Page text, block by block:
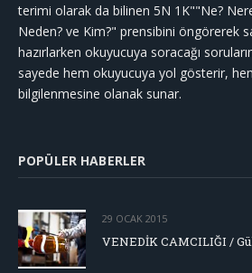
terimi olarak da bilinen 5N 1K""Ne?
Neden? ve Kim?" prensibini öngörerek
hazırlarken okuyucuya soracağı
sayede hem okuyucuya yol gösterir,
bilgilenmesine olanak sunar.
POPÜLER HABERLER
29 OCAK 2015
VENEDİK CAMCILIĞI /